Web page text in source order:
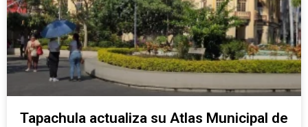
Tapachula actualiza su Atlas Municipal de